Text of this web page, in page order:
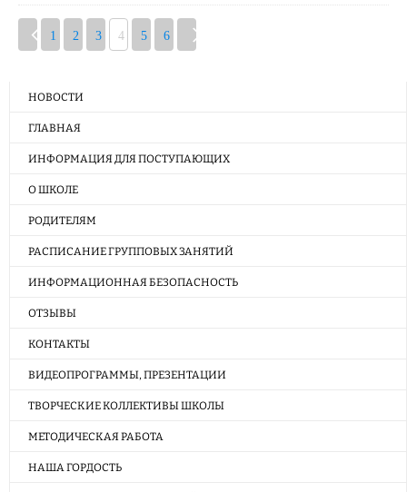
1 2 3 4 5 6
НОВОСТИ
ГЛАВНАЯ
ИНФОРМАЦИЯ ДЛЯ ПОСТУПАЮЩИХ
О ШКОЛЕ
РОДИТЕЛЯМ
РАСПИСАНИЕ ГРУППОВЫХ ЗАНЯТИЙ
ИНФОРМАЦИОННАЯ БЕЗОПАСНОСТЬ
ОТЗЫВЫ
КОНТАКТЫ
ВИДЕОПРОГРАММЫ, ПРЕЗЕНТАЦИИ
ТВОРЧЕСКИЕ КОЛЛЕКТИВЫ ШКОЛЫ
МЕТОДИЧЕСКАЯ РАБОТА
НАША ГОРДОСТЬ